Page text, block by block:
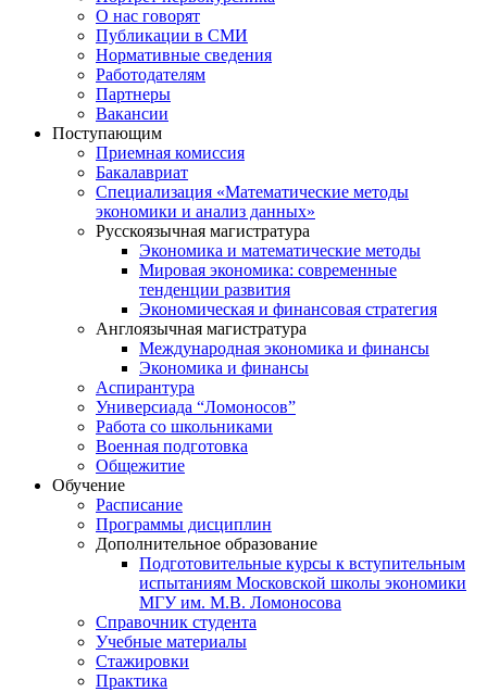
О нас говорят
Публикации в СМИ
Нормативные сведения
Работодателям
Партнеры
Вакансии
Поступающим
Приемная комиссия
Бакалавриат
Специализация «Математические методы
экономики и анализ данных»
Русскоязычная магистратура
Экономика и математические методы
Мировая экономика: современные
тенденции развития
Экономическая и финансовая стратегия
Англоязычная магистратура
Международная экономика и финансы
Экономика и финансы
Аспирантура
Универсиада “Ломоносов”
Работа со школьниками
Военная подготовка
Общежитие
Обучение
Расписание
Программы дисциплин
Дополнительное образование
Подготовительные курсы к вступительным
испытаниям Московской школы экономики
МГУ им. М.В. Ломоносова
Справочник студента
Учебные материалы
Стажировки
Практика